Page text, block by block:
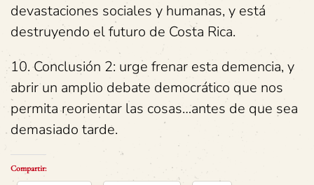
devastaciones sociales y humanas, y está
destruyendo el futuro de Costa Rica.
10. Conclusión 2: urge frenar esta demencia, y
abrir un amplio debate democrático que nos
permita reorientar las cosas…antes de que sea
demasiado tarde.
Compartir: